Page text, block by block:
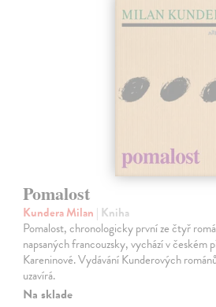
Pomalost
Kundera Milan | Kniha
Pomalost, chronologicky první ze čtyř
napsaných francouzsky, vychází v českém
Kareninové. Vydávání Kunderových
uzavírá.
Na sklade